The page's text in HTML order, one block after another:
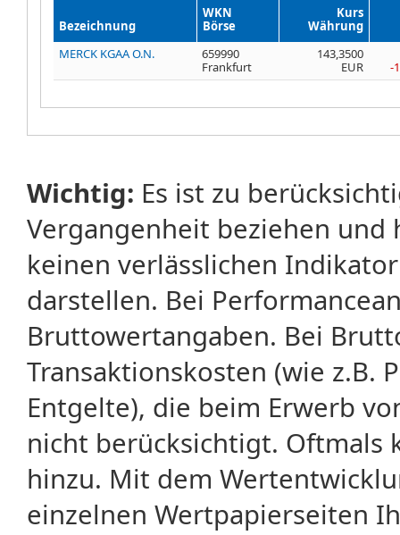
Bezeichnung
WKN
Börse
Kurs
Währung
MERCK KGAA O.N.
659990
Frankfurt
143,3500
EUR
-
Wichtig: Es ist zu
Vergangenheit beziehen
keinen verlässlichen
darstellen. Bei
Bruttowertangaben. Bei
Transaktionskosten (wie z.B.
Entgelte), die beim Erwerb
nicht berücksichtigt. Oftmals
hinzu. Mit dem
einzelnen Wertpapierseiten